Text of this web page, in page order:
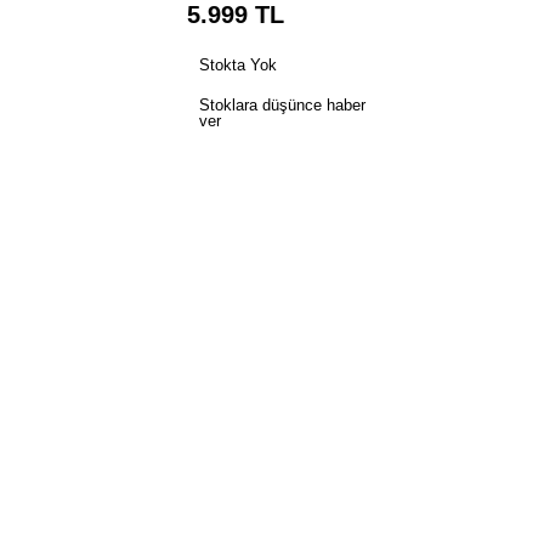
5.999TL
Stokta Yok
Stoklara düşünce haber
ver